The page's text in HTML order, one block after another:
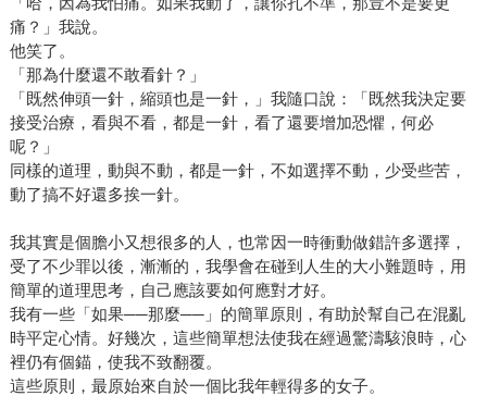
利波特》（皇冠）作者J.K.羅琳寫了當年失婚時帶小孩到咖啡
廳寫作的事，她趁著到訪愛丁堡，也真的找到那家咖啡廳，
坐在羅琳坐過的座位上，感想則是「大丈夫當如是也！」吳
淡如深信人在貧窮時，反而有無窮的想像力和爆發力，可以
超乎自己預期的精采演出。 另外，吳淡如說張愛玲影響自己
的，不是文字上的雕琢，而是教會她避開某一些命運的糾
纏，人有時會在無法拓展視野下步入可以避免的錯，像《半
妮，結合股市和人生的智慧所書寫的書《一個投機者的告
白》（商智文化）也讓她深受影響，不單是有關人生見解部
分，吳淡如也曾經嘗試用作者的方法投資股票，的確也賺到
錢；看了潛水攝影的書而學潛水；看旅遊的書，她也會實際
體驗心得；看奧修的書，她實際利用三年的過年期間到印度
體驗修行，對此她說自己不是光說不練的讀者，對人生更
痛？」我說。
他笑了。
「那為什麼還不敢看針？」
「既然伸頭一針，縮頭也是一針，」我隨口說：「既然我決定要
接受治療，看與不看，都是一針，看了還要增加恐懼，何必
呢？」
同樣的道理，動與不動，都是一針，不如選擇不動，少受些苦，
動了搞不好還多挨一針。
我其實是個膽小又想很多的人，也常因一時衝動做錯許多選擇，
受了不少罪以後，漸漸的，我學會在碰到人生的大小難題時，用
簡單的道理思考，自己應該要如何應對才好。
我有一些「如果──那麼──」的簡單原則，有助於幫自己在混亂
時平定心情。好幾次，這些簡單想法使我在經過驚濤駭浪時，心
裡仍有個錨，使我不致翻覆。
這些原則，最原始來自於一個比我年輕得多的女子。